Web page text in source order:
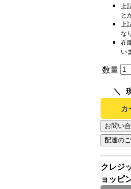
上
と
上
な
在
い
数量
カ
クレジ
ョッピ